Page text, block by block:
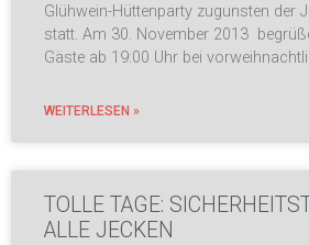
Glühwein-Hüttenparty zugunsten der
statt. Am 30. November 2013
Gäste ab 19:00 Uhr bei
WEITERLESEN »
TOLLE TAGE:
ALLE JECKEN